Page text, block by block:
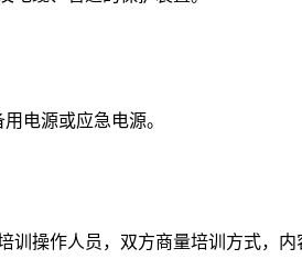
电源或应急电源。
操作人员，双方商量培训方式，